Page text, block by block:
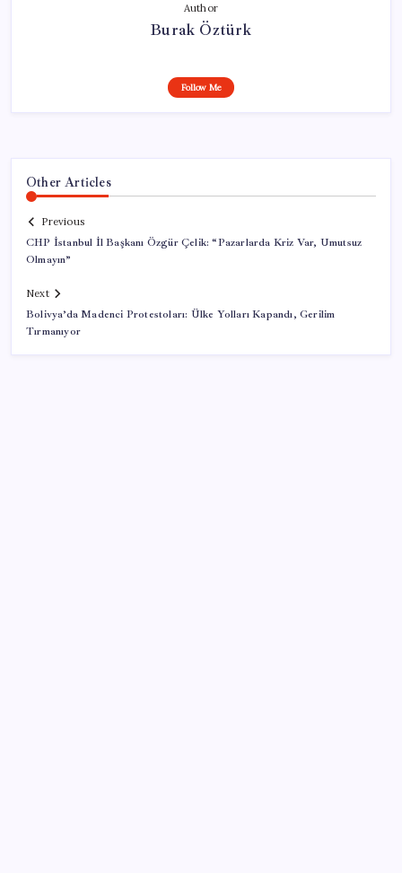
Author
Burak Öztürk
Follow Me
Other Articles
Previous
CHP İstanbul İl Başkanı Özgür Çelik: “Pazarlarda Kriz Var, Umutsuz
Olmayın”
Next
Bolivya’da Madenci Protestoları: Ülke Yolları Kapandı, Gerilim
Tırmanıyor